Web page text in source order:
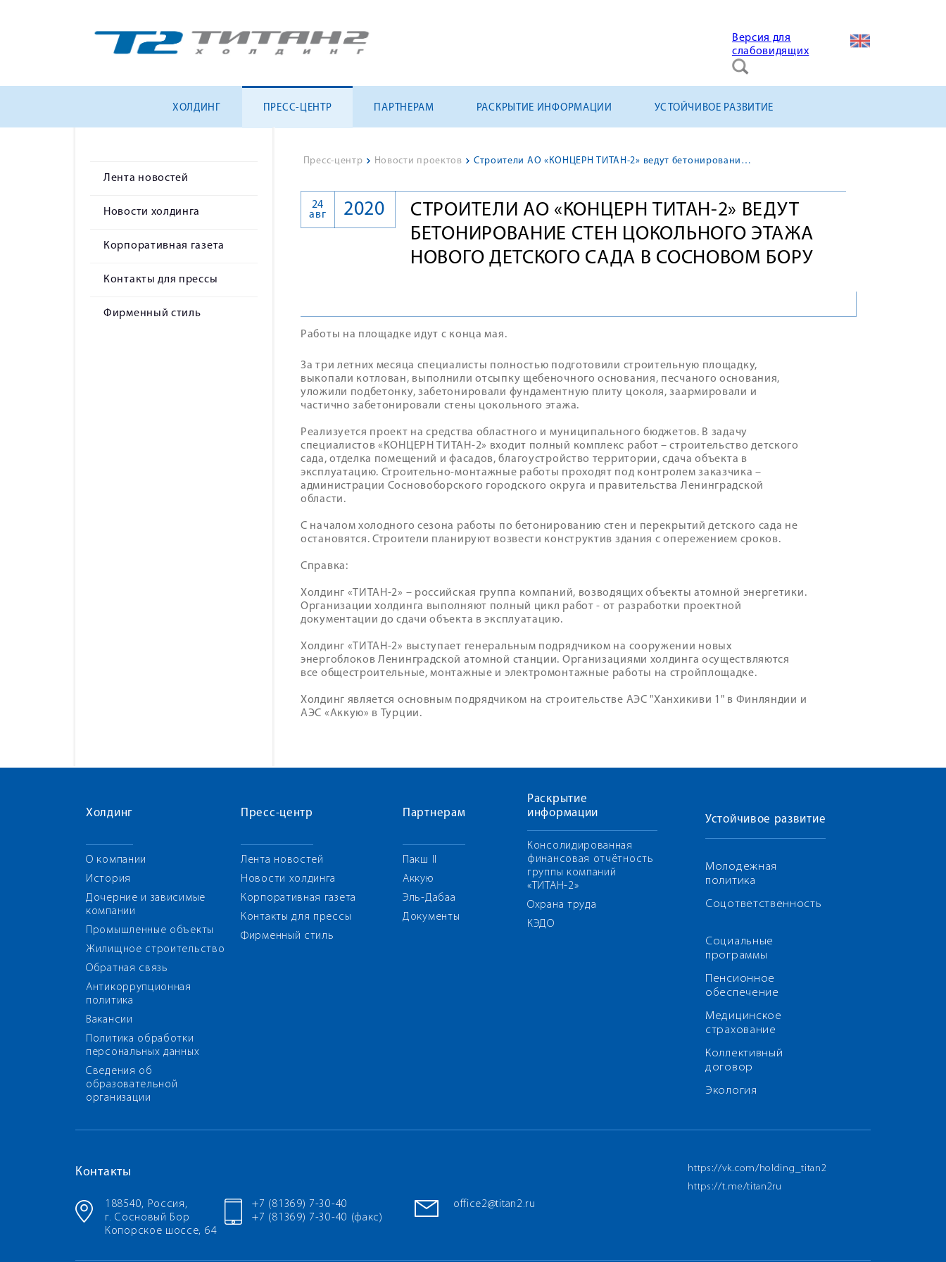
Версия для
слабовидящих
ХОЛДИНГ ПРЕСС-ЦЕНТР ПАРТНЕРАМ РАСКРЫТИЕ ИНФОРМАЦИИ УСТОЙЧИВОЕ РАЗВИТИЕ
Лента новостей
Новости холдинга
Корпоративная газета
Контакты для прессы
Фирменный стиль
Пресс-центр > Новости проектов > Строители АО «КОНЦЕРН ТИТАН-2» ведут бетонирование стен цокольного этажа нового детского сада в Сосновом Бору
СТРОИТЕЛИ АО «КОНЦЕРН ТИТАН-2» ВЕДУТ
БЕТОНИРОВАНИЕ СТЕН ЦОКОЛЬНОГО ЭТАЖА
НОВОГО ДЕТСКОГО САДА В СОСНОВОМ БОРУ
24
авг
2020
Работы на площадке идут с конца мая.
За три летних месяца специалисты полностью подготовили строительную площадку,
выкопали котлован, выполнили отсыпку щебеночного основания, песчаного основания,
уложили подбетонку, забетонировали фундаментную плиту цоколя, заармировали и
частично забетонировали стены цокольного этажа.
Реализуется проект на средства областного и муниципального бюджетов. В задачу
специалистов «КОНЦЕРН ТИТАН-2» входит полный комплекс работ – строительство детского
сада, отделка помещений и фасадов, благоустройство территории, сдача объекта в
эксплуатацию. Строительно-монтажные работы проходят под контролем заказчика –
администрации Сосновоборского городского округа и правительства Ленинградской
области.
С началом холодного сезона работы по бетонированию стен и перекрытий детского сада не
остановятся. Строители планируют возвести конструктив здания с опережением сроков.
Справка:
Холдинг «ТИТАН-2» – российская группа компаний, возводящих объекты атомной энергетики.
Организации холдинга выполняют полный цикл работ - от разработки проектной
документации до сдачи объекта в эксплуатацию.
Холдинг «ТИТАН-2» выступает генеральным подрядчиком на сооружении новых
энергоблоков Ленинградской атомной станции. Организациями холдинга осуществляются
все общестроительные, монтажные и электромонтажные работы на стройплощадке.
Холдинг является основным подрядчиком на строительстве АЭС "Ханхикиви 1" в Финляндии и
АЭС «Аккую» в Турции.
Холдинг
О компании
История
Дочерние и зависимые
компании
Промышленные объекты
Жилищное строительство
Обратная связь
Антикоррупционная
политика
Вакансии
Политика обработки
персональных данных
Сведения об
образовательной
организации
Пресс-центр
Лента новостей
Новости холдинга
Корпоративная газета
Контакты для прессы
Фирменный стиль
Партнерам
Пакш II
Аккую
Эль-Дабаа
Документы
Раскрытие
информации
Консолидированная
финансовая отчётность
группы компаний
«ТИТАН-2»
Охрана труда
КЭДО
Устойчивое развитие
Молодежная
политика
Соцответственность
Социальные
программы
Пенсионное
обеспечение
Медицинское
страхование
Коллективный
договор
Экология
Контакты
188540, Россия,
г. Сосновый Бор
Копорское шоссе, 64
+7 (81369) 7-30-40
+7 (81369) 7-30-40 (факс)
office2@titan2.ru
https://vk.com/holding_titan2
https://t.me/titan2ru